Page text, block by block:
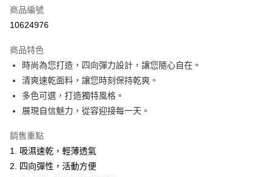
超商取貨付款
Apple Pay
悠遊付
Google Pay
ATM付款
商品編號
10624976
商品特色
時尚為您打造，四向彈力設計，讓您隨心自在。
清爽速乾面料，讓您時刻保持乾爽。
多色可選，打造獨特風格。
展現自信魅力，從容迎接每一天。
銷售重點
1. 吸濕速乾，輕薄透氣
2. 四向彈性，活動方便